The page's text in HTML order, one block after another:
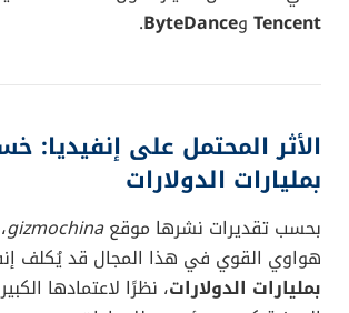
وفقًا للبيانات الرسمية التي كشفتها هواوي:
مبنية بتقنية تصنيع6 نانومتر
تقدم قدرة معالجة تصل إلى900 تيرافلوب
BF16.
نطاق ترددي ضخم للذاكرة يبلغ4000 غيغابايت/ثانية